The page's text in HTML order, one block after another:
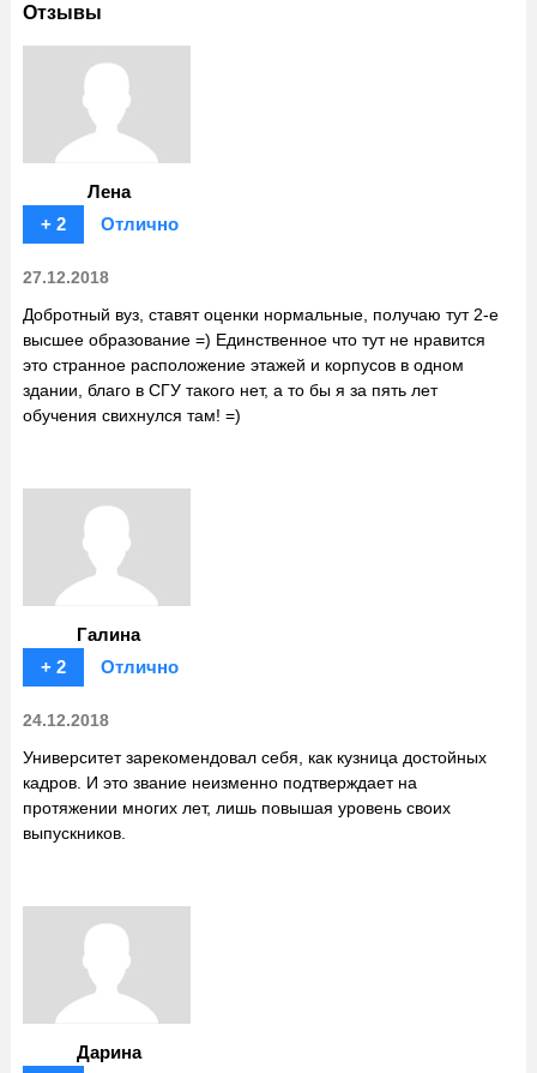
Отзывы
Лена
+ 2
Отлично
27.12.2018
Добротный вуз, ставят оценки нормальные, получаю тут 2-е
высшее образование =) Единственное что тут не нравится
это странное расположение этажей и корпусов в одном
здании, благо в СГУ такого нет, а то бы я за пять лет
обучения свихнулся там! =)
Галина
+ 2
Отлично
24.12.2018
Университет зарекомендовал себя, как кузница достойных
кадров. И это звание неизменно подтверждает на
протяжении многих лет, лишь повышая уровень своих
выпускников.
Дарина